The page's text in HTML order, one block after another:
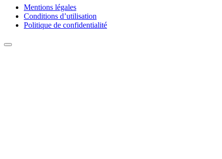
Mentions légales
Conditions d’utilisation
Politique de confidentialité